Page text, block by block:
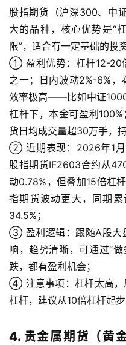
股指期货（沪深300、中
大的品种，核心优势是“
限”，适合有一定基础的投资
① 盈利优势：杠杆12-20
之一；日内波动2%-6%，
效率极高——比如中证
杠杆下，本金可盈利
货日均成交量超30万手，
② 近期表现：2026年1月
股指期货IF2603合约从
动0.78%，但叠加15倍杠
指期货波动更大，同期累
34.5%；
③ 盈利逻辑：跟随A股大
响，趋势清晰，可通过“
跌，都有盈利机会；
④ 注意事项：杠杆太高，
杠杆，建议从10倍杠杆起
4. 贵金属期货（黄